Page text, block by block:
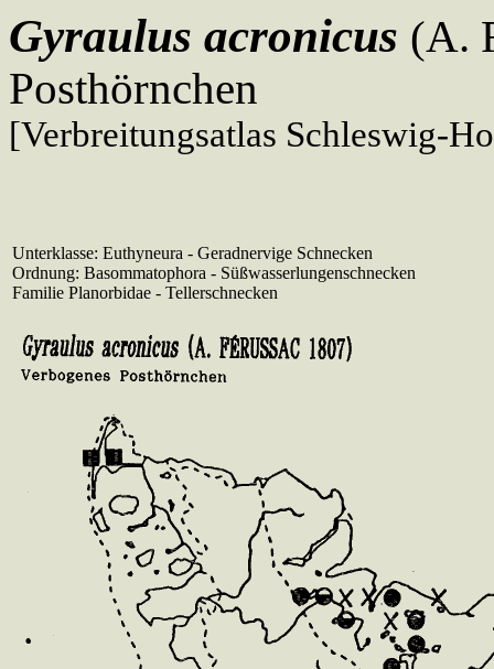
Gyraulus acronicus (A.
Posthörnchen
[Verbreitungsatlas Schleswig-
Unterklasse: Euthyneura - Geradnervige Schnecken
Ordnung: Basommatophora - Süßwasserlungenschnecken
Familie Planorbidae - Tellerschnecken